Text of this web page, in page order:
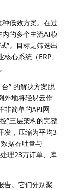
种低效方案。在过
的多个主流AI模
”。目标是筛选出
心系统（ERP、
” 的解决方案脱
外地将轻易云作
非简单的API网
”三层架构的完整
发，压缩为平均3
据吞吐量与
理23万订单、库
告。它们分别聚